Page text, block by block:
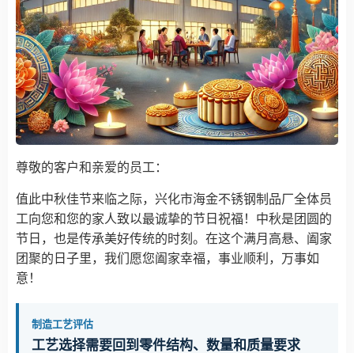
尊敬的客户和亲爱的员工：
值此中秋佳节来临之际，兴化市海金不锈钢制品厂全体员
工向您和您的家人致以最诚挚的节日祝福！中秋是团圆的
节日，也是传承美好传统的时刻。在这个满月高悬、阖家
团聚的日子里，我们愿您阖家幸福，事业顺利，万事如
意！
制造工艺评估
工艺选择需要回到零件结构、数量和质量要求